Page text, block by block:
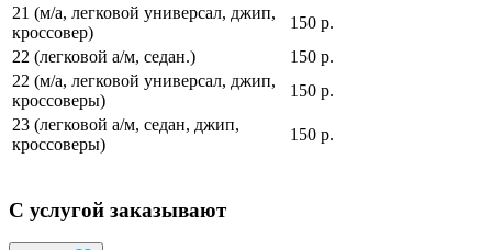
21 (м/а, легковой универсал, джип,
кроссовер)
150 р.
22 (легковой а/м, седан.)
150 р.
22 (м/а, легковой универсал, джип,
кроссоверы)
150 р.
23 (легковой а/м, седан, джип,
кроссоверы)
150 р.
С услугой заказывают